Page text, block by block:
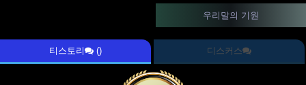
우리말의 기원
티스토리 () 디스커스